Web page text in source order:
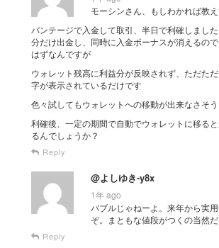
モーシンさん、もしわかれば教え
バンテージで入金して取引、半日で利確しまし
分だけ出金し、同時に入金ボーナスが消えるの
はずなんですが
ウォレット残高に利益分が反映されず、ただた
字が表示されているだけです
色々試してもウォレットへの移動が出来なさそう
利確後、一定の期間で自動でウォレットに移る
るんでしょうか？
Reply
@よしゆき-y8x
1年 ago
バブルじゃねーよ。来年から実
ぞ。まともな値段がつくの当然だ
Reply